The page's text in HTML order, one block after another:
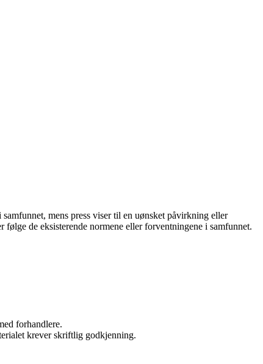
mens press viser til en uønsket påvirkning eller
de eksisterende normene eller forventningene i samfunnet.
forhandlere.
krever skriftlig godkjenning.